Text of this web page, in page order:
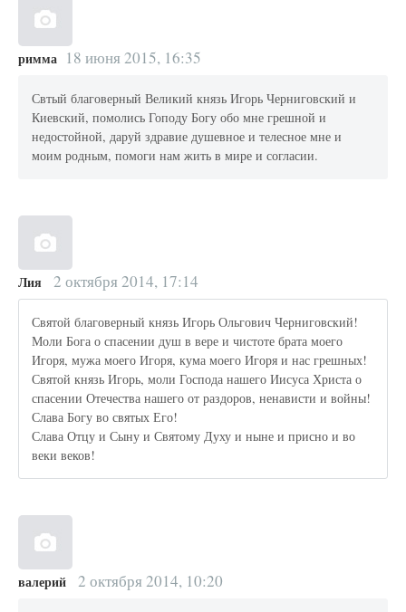
римма 18 июня 2015, 16:35
Свтый благоверный Великий князь Игорь Черниговский и
Киевский, помолись Гоподу Богу обо мне грешной и
недостойной, даруй здравие душевное и телесное мне и
моим родным, помоги нам жить в мире и согласии.
Лия 2 октября 2014, 17:14
Святой благоверный князь Игорь Ольгович Черниговский!
Моли Бога о спасении душ в вере и чистоте брата моего
Игоря, мужа моего Игоря, кума моего Игоря и нас грешных!
Святой князь Игорь, моли Господа нашего Иисуса Христа о
спасении Отечества нашего от раздоров, ненависти и войны!
Слава Богу во святых Его!
Слава Отцу и Сыну и Святому Духу и ныне и присно и во
веки веков!
валерий 2 октября 2014, 10:20